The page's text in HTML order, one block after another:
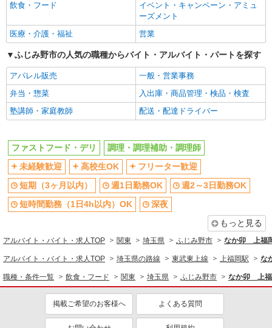
扶養内勤務OK
交通費支給
社会保険あり
まかない・食事補助
社員登用あり
飲食・フード
ファストフード・デリ
調理・調理補助・調理師
未経験歓迎
高校生OK
短期（3ヶ月以内）
週1日勤務OK
週2～3日勤務OK
短時間勤務（1日4h以内）OK
深夜
扶養内勤務OK
飲食・フード
イベント・キャンペーン・アミュ
ーズメント
医療・介護・福祉
営業
ふじみ野市の人気の職種からバイト・アルバイト・パートを探す
アパレル販売
一般・営業事務
弁当・惣菜
入出庫・商品管理・検品・検査
塾講師・家庭教師
配送・配達ドライバー
ファストフード・デリ
調理・調理補助・調理師
未経験歓迎
高校生OK
フリーター歓迎
短期（3ヶ月以内）
週1日勤務OK
週2～3日勤務OK
短時間勤務（1日4h以内）OK
深夜
もっと見る
アルバイト・バイト・求人TOP 関東 埼玉県 ふじみ野市 なか卯 上福
アルバイト・バイト・求人TOP 埼玉県の路線 東武東上線 上福岡駅 な
職種・条件一覧 飲食・フード 関東 埼玉県 ふじみ野市 なか卯 上福
掲載ご希望のお客様へ よくある質問